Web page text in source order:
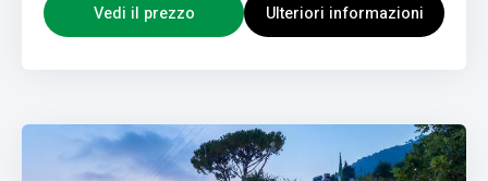
Vedi il prezzo Ulteriori informazioni